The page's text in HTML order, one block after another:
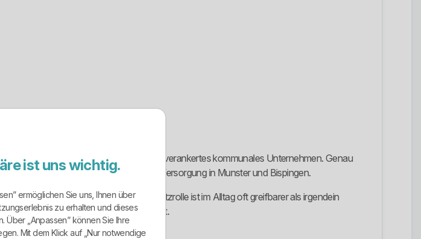
Etikett, sondern ein regional tief verankertes kommunales Unternehmen. Genau
für Infrastruktur, Netze und Versorgung in Munster und Bispingen.
Ansprechpartnern und sichtbarer Netzrolle ist im Alltag oft greifbarer als irgendein
nur, dass hier Substanz vorhanden ist.
ist uns wichtig.
ermöglichen Sie uns, Ihnen über
zu erhalten und dieses
Über „Anpassen” können Sie Ihre
Mit dem Klick auf „Nur notwendige